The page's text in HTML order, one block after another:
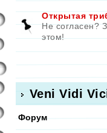
Открытая
Не согласен?
этом!
Veni Vidi
Форум